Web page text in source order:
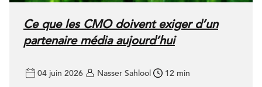
Ce que les CMO doivent exiger d’un
partenaire média aujourd’hui
04 juin 2026 Nasser Sahlool 12 min